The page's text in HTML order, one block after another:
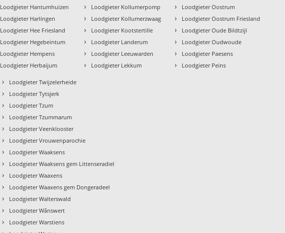
Loodgieter Hantumhuizen
Loodgieter Harlingen
Loodgieter Hee Friesland
Loodgieter Hegebeintum
Loodgieter Hempens
Loodgieter Herbaijum
› Loodgieter Kollumerpomp
› Loodgieter Kollumerzwaag
› Loodgieter Kootstertille
› Loodgieter Landerum
› Loodgieter Leeuwarden
› Loodgieter Lekkum
› Loodgieter Oostrum
› Loodgieter Oostrum Friesland
› Loodgieter Oude Bildtzijl
› Loodgieter Oudwoude
› Loodgieter Paesens
› Loodgieter Peins
› Loodgieter Twijzelerheide
› Loodgieter Tytsjerk
› Loodgieter Tzum
› Loodgieter Tzummarum
› Loodgieter Veenklooster
› Loodgieter Vrouwenparochie
› Loodgieter Waaksens
› Loodgieter Waaksens gem Littenseradiel
› Loodgieter Waaxens
› Loodgieter Waaxens gem Dongeradeel
› Loodgieter Walterswald
› Loodgieter Wânswert
› Loodgieter Warstiens